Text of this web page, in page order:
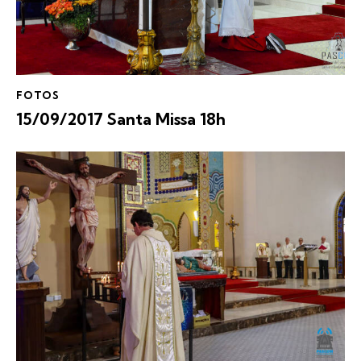
FOTOS
15/09/2017 Santa Missa 18h